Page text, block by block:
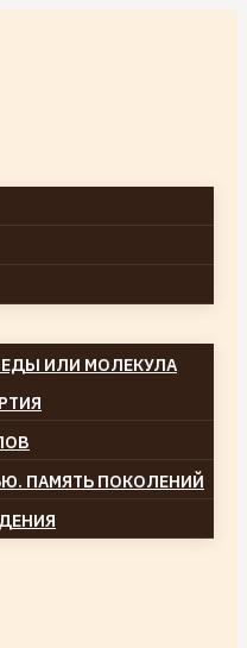
ИЛИ МОЛЕКУЛА
ПАМЯТЬ ПОКОЛЕНИЙ